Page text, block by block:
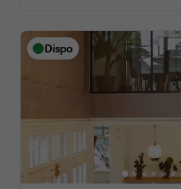
Dispo